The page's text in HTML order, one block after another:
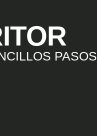
PASOS